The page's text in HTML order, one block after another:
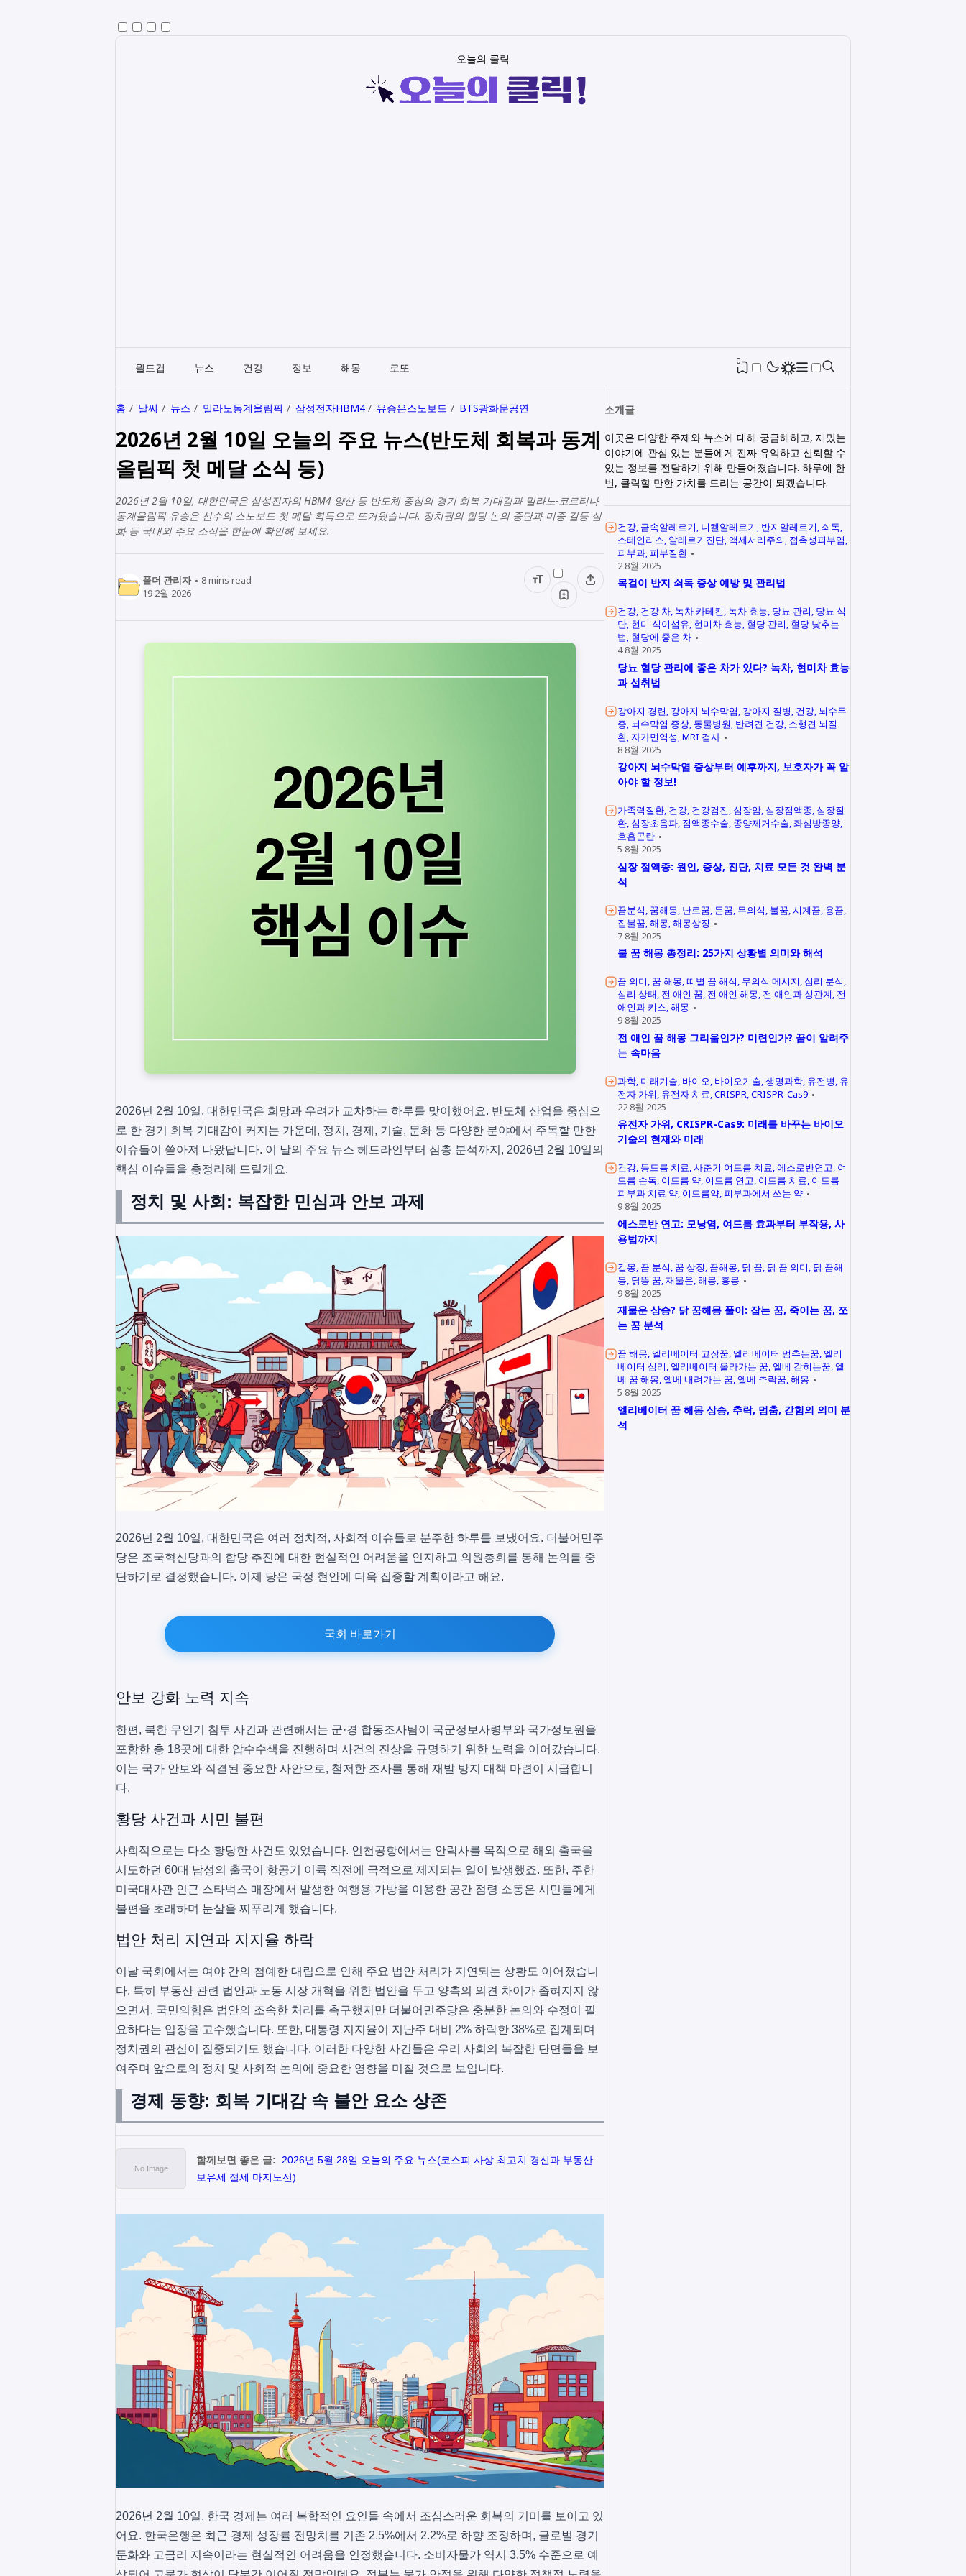
오늘의 클릭
월드컵 뉴스 건강 정보 해몽 로또
0
홈 날씨 뉴스 밀라노동계올림픽 삼성전자HBM4 유승은스노보드 BTS광화문공연
2026년 2월 10일 오늘의 주요 뉴스(반도체 회복과 동계
올림픽 첫 메달 소식 등)
2026년 2월 10일, 대한민국은 삼성전자의 HBM4 양산 등 반도체 중심의 경기 회복 기대감과 밀라노-코르티나
동계올림픽 유승은 선수의 스노보드 첫 메달 획득으로 뜨거웠습니다. 정치권의 합당 논의 중단과 미중 갈등 심
화 등 국내외 주요 소식을 한눈에 확인해 보세요.
폴더 관리자 8mins read
19 2월 2026
2026년 2월 10일, 대한민국은 희망과 우려가 교차하는 하루를 맞이했어요. 반도체 산업을 중심으
로 한 경기 회복 기대감이 커지는 가운데, 정치, 경제, 기술, 문화 등 다양한 분야에서 주목할 만한
이슈들이 쏟아져 나왔답니다. 이 날의 주요 뉴스 헤드라인부터 심층 분석까지, 2026년 2월 10일의
핵심 이슈들을 총정리해 드릴게요.
정치 및 사회: 복잡한 민심과 안보 과제
2026년 2월 10일, 대한민국은 여러 정치적, 사회적 이슈들로 분주한 하루를 보냈어요. 더불어민주
당은 조국혁신당과의 합당 추진에 대한 현실적인 어려움을 인지하고 의원총회를 통해 논의를 중
단하기로 결정했습니다. 이제 당은 국정 현안에 더욱 집중할 계획이라고 해요.
국회 바로가기
안보 강화 노력 지속
한편, 북한 무인기 침투 사건과 관련해서는 군·경 합동조사팀이 국군정보사령부와 국가정보원을
포함한 총 18곳에 대한 압수수색을 진행하며 사건의 진상을 규명하기 위한 노력을 이어갔습니다.
이는 국가 안보와 직결된 중요한 사안으로, 철저한 조사를 통해 재발 방지 대책 마련이 시급합니
다.
황당 사건과 시민 불편
사회적으로는 다소 황당한 사건도 있었습니다. 인천공항에서는 안락사를 목적으로 해외 출국을
시도하던 60대 남성의 출국이 항공기 이륙 직전에 극적으로 제지되는 일이 발생했죠. 또한, 주한
미국대사관 인근 스타벅스 매장에서 발생한 여행용 가방을 이용한 공간 점령 소동은 시민들에게
불편을 초래하며 눈살을 찌푸리게 했습니다.
법안 처리 지연과 지지율 하락
이날 국회에서는 여야 간의 첨예한 대립으로 인해 주요 법안 처리가 지연되는 상황도 이어졌습니
다. 특히 부동산 관련 법안과 노동 시장 개혁을 위한 법안을 두고 양측의 의견 차이가 좁혀지지 않
으면서, 국민의힘은 법안의 조속한 처리를 촉구했지만 더불어민주당은 충분한 논의와 수정이 필
요하다는 입장을 고수했습니다. 또한, 대통령 지지율이 지난주 대비 2% 하락한 38%로 집계되며
정치권의 관심이 집중되기도 했습니다. 이러한 다양한 사건들은 우리 사회의 복잡한 단면들을 보
여주며 앞으로의 정치 및 사회적 논의에 중요한 영향을 미칠 것으로 보입니다.
경제 동향: 회복 기대감 속 불안 요소 상존
함께보면 좋은 글: 2026년 5월 28일 오늘의 주요 뉴스(코스피 사상 최고치 경신과 부동산
보유세 절세 마지노선)
2026년 2월 10일, 한국 경제는 여러 복합적인 요인들 속에서 조심스러운 회복의 기미를 보이고 있
어요. 한국은행은 최근 경제 성장률 전망치를 기존 2.5%에서 2.2%로 하향 조정하며, 글로벌 경기
둔화와 고금리 지속이라는 현실적인 어려움을 인정했습니다. 소비자물가 역시 3.5% 수준으로 예
소개글
이곳은 다양한 주제와 뉴스에 대해 궁금해하고, 재밌는
이야기에 관심 있는 분들에게 진짜 유익하고 신뢰할 수
있는 정보를 전달하기 위해 만들어졌습니다. 하루에 한
번, 클릭할 만한 가치를 드리는 공간이 되겠습니다.
건강 금속알레르기 니켈알레르기 반지알레르기 쇠독
스테인리스 알레르기진단 액세서리주의 접촉성피부염
피부과 피부질환
2 8월 2025
목걸이 반지 쇠독 증상 예방 및 관리법
건강 건강 차 녹차 카테킨 녹차 효능 당뇨 관리 당뇨 식
단 현미 식이섬유 현미차 효능 혈당 관리 혈당 낮추는
법 혈당에 좋은 차
4 8월 2025
당뇨 혈당 관리에 좋은 차가 있다? 녹차, 현미차 효능
과 섭취법
강아지 경련 강아지 뇌수막염 강아지 질병 건강 뇌수두
증 뇌수막염 증상 동물병원 반려견 건강 소형견 뇌질
환 자가면역성 MRI 검사
8 8월 2025
강아지 뇌수막염 증상부터 예후까지, 보호자가 꼭 알
아야 할 정보!
가족력질환 건강 건강검진 심장암 심장점액종 심장질
환 심장초음파 점액종수술 종양제거수술 좌심방종양
호흡곤란
5 8월 2025
심장 점액종: 원인, 증상, 진단, 치료 모든 것 완벽 분
석
꿈분석 꿈해몽 난로꿈 돈꿈 무의식 불꿈 시계꿈 용꿈
집불꿈 해몽 해몽상징
7 8월 2025
불 꿈 해몽 총정리: 25가지 상황별 의미와 해석
꿈 의미 꿈 해몽 띠별 꿈 해석 무의식 메시지 심리 분석
심리 상태 전 애인 꿈 전 애인 해몽 전 애인과 성관계 전
애인과 키스 해몽
9 8월 2025
전 애인 꿈 해몽 그리움인가? 미련인가? 꿈이 알려주
는 속마음
과학 미래기술 바이오 바이오기술 생명과학 유전병 유
전자 가위 유전자 치료 CRISPR CRISPR-Cas9
22 8월 2025
유전자 가위, CRISPR-Cas9: 미래를 바꾸는 바이오
기술의 현재와 미래
건강 등드름 치료 사춘기 여드름 치료 에스로반연고 여
드름 손독 여드름 약 여드름 연고 여드름 치료 여드름
피부과 치료 약 여드름약 피부과에서 쓰는 약
9 8월 2025
에스로반 연고: 모낭염, 여드름 효과부터 부작용, 사
용법까지
길몽 꿈 분석 꿈 상징 꿈해몽 닭 꿈 닭 꿈 의미 닭 꿈해
몽 닭똥 꿈 재물운 해몽 흉몽
9 8월 2025
재물운 상승? 닭 꿈해몽 풀이: 잡는 꿈, 죽이는 꿈, 쪼
는 꿈 분석
꿈 해몽 엘리베이터 고장꿈 엘리베이터 멈추는꿈 엘리
베이터 심리 엘리베이터 올라가는 꿈 엘베 갇히는꿈 엘
베 꿈 해몽 엘베 내려가는 꿈 엘베 추락꿈 해몽
5 8월 2025
엘리베이터 꿈 해몽 상승, 추락, 멈춤, 갇힘의 의미 분
석